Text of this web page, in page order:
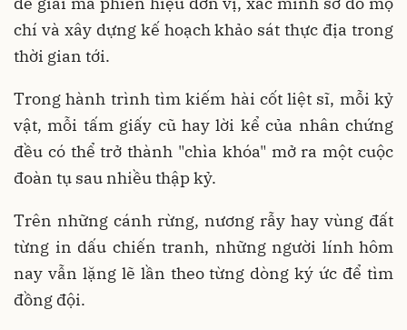
chí và xây dựng kế hoạch khảo sát thực địa trong
thời gian tới.
Trong hành trình tìm kiếm hài cốt liệt sĩ, mỗi kỷ
vật, mỗi tấm giấy cũ hay lời kể của nhân chứng
đều có thể trở thành "chìa khóa" mở ra một cuộc
đoàn tụ sau nhiều thập kỷ.
Trên những cánh rừng, nương rẫy hay vùng đất
từng in dấu chiến tranh, những người lính hôm
nay vẫn lặng lẽ lần theo từng dòng ký ức để tìm
đồng đội.